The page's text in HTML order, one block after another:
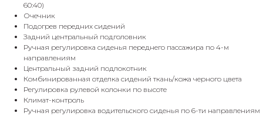
60:40)
Очечник
Подогрев передних сидений
Задний центральный подголовник
Ручная регулировка сиденья переднего пассажира по 4-м
направлениям
Центральный задний подлокотник
Комбинированная отделка сидений ткань/кожа черного цвета
Регулировка рулевой колонки по высоте
Климат-контроль
Ручная регулировка водительского сиденья по 6-ти направлениям